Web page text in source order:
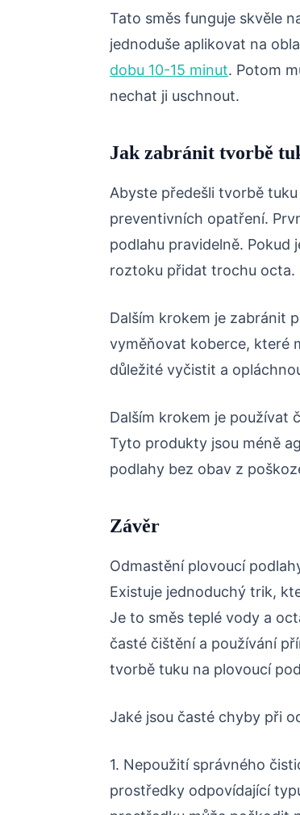
Tato směs funguje skvěle
jednoduše aplikovat na
dobu 10-15 minut. Potom
nechat ji uschnout.
Jak zabránit tvorbě
Abyste předešli tvorbě
preventivních opatření.
podlahu pravidelně. Pokud
roztoku přidat trochu octa.
Dalším krokem je zabránit
vyměňovat koberce, které
důležité vyčistit a
Dalším krokem je používat
Tyto produkty jsou méně
podlahy bez obav z
Závěr
Odmastění plovoucí
Existuje jednoduchý trik,
Je to směs teplé vody a
časté čištění a používání
tvorbě tuku na plovoucí
Jaké jsou časté chyby při
1. Nepoužití správného
prostředky odpovídající